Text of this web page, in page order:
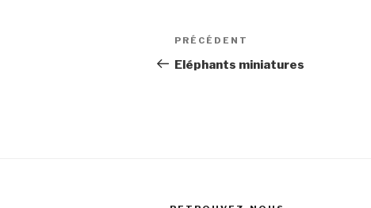
Navigation
de
Article
précédent
PRÉCÉDENT
Eléphants miniatures